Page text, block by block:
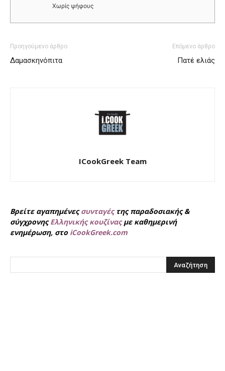
Χωρίς ψήφους
Προηγούμενο άρθρο
Δαμασκηνόπιτα
Επόμενο άρθρο
Πατέ ελιάς
ICookGreek Team
Βρείτε αγαπημένεςσυνταγέςτης παραδοσιακής &
σύγχρονηςΕλληνικής κουζίναςμε καθημερινή
ενημέρωση, στο iCookGreek.com